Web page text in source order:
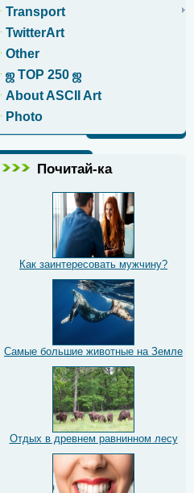
Transport
TwitterArt
Other
ஜ TOP 250 ஜ
About ASCII Art
Photo
Почитай-ка
Как заинтересовать мужчину?
Самые большие животные на Земле
Отдых в древнем равнинном лесу